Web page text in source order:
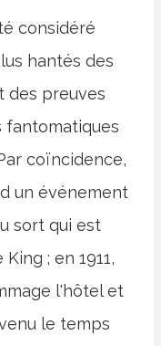
considéré
hantés des
des preuves
fantomatiques
coïncidence,
un événement
sort qui est
; en 1911,
l'hôtel et
le temps